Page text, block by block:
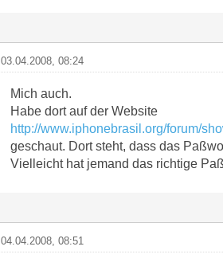
03.04.2008, 08:24
Mich auch.
Habe dort auf der Website
http://www.iphonebrasil.org/forum/
geschaut. Dort steht, dass das
Vielleicht hat jemand das richtige
04.04.2008, 08:51